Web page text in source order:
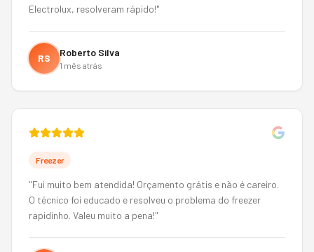
Electrolux, resolveram rápido!"
RS Roberto Silva
1 mês atrás
Freezer
"Fui muito bem atendida! Orçamento grátis e não é careiro.
O técnico foi educado e resolveu o problema do freezer
rapidinho. Valeu muito a pena!"